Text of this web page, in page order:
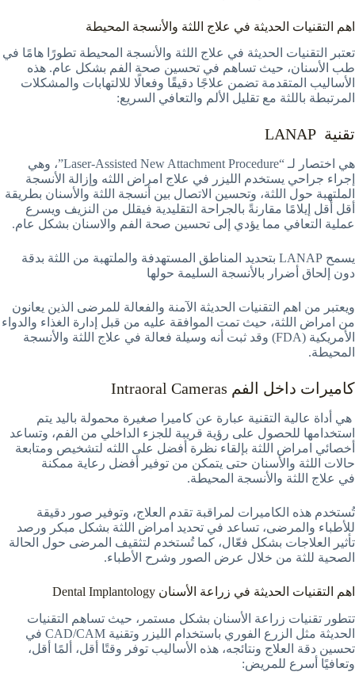
اهم التقنيات الحديثة في علاج اللثة والأنسجة المحيطة
تعتبر التقنيات الحديثة في علاج اللثة والأنسجة المحيطة تطورًا هامًا في
طب الأسنان، حيث تساهم في تحسين صحة الفم بشكل عام. هذه
الأساليب المتقدمة تضمن علاجًا دقيقًا وفعالًا للالتهابات والمشكلات
المرتبطة باللثة مع تقليل الألم والتعافي السريع:
تقنية LANAP
هي اختصار لـ “Laser-Assisted New Attachment Procedure”، وهي
إجراء جراحي يستخدم الليزر في علاج امراض اللثه وإزالة الأنسجة
الملتهبة حول اللثة، وتحسين الاتصال بين أنسجة اللثة والأسنان بطريقة
أقل أقل إيلامًا مقارنةً بالجراحة التقليدية فيقلل من النزيف ويسرع
عملية التعافي مما يؤدي إلى تحسين صحة الفم والاسنان بشكل عام.
يسمح LANAP بتحديد المناطق المستهدفة والملتهبة من اللثة بدقة
دون إلحاق أضرار بالأنسجة السليمة حولها
ويعتبر من اهم التقنيات الحديثة الآمنة والفعالة للمرضى الذين يعانون
من امراض اللثة، حيث تمت الموافقة عليه من قبل إدارة الغذاء والدواء
الأمريكية (FDA) وقد ثبت أنه وسيلة فعالة في علاج اللثة والأنسجة
المحيطة.
كاميرات داخل الفم Intraoral Cameras
هي أداة عالية التقنية عبارة عن كاميرا صغيرة محمولة باليد يتم
استخدامها للحصول على رؤية قريبة للجزء الداخلي من الفم، وتساعد
أخصائي امراض اللثة بإلقاء نظرة أفضل على اللثه لتشخيص ومتابعة
حالات اللثة والأسنان حتى يتمكن من توفير أفضل رعاية ممكنة
في علاج اللثة والأنسجة المحيطة.
تُستخدم هذه الكاميرات لمراقبة تقدم العلاج، وتوفير صور دقيقة
للأطباء والمرضى، تساعد في تحديد امراض اللثة بشكل مبكر ورصد
تأثير العلاجات بشكل فعّال، كما تُستخدم لتثقيف المرضى حول الحالة
الصحية للثة من خلال عرض الصور وشرح الأطباء.
اهم التقنيات الحديثة في زراعة الأسنان Dental Implantology
تتطور تقنيات زراعة الأسنان بشكل مستمر، حيث تساهم التقنيات
الحديثة مثل الزرع الفوري باستخدام الليزر وتقنية CAD/CAM في
تحسين دقة العلاج ونتائجه، هذه الأساليب توفر وقتًا أقل، ألمًا أقل،
وتعافيًا أسرع للمريض: